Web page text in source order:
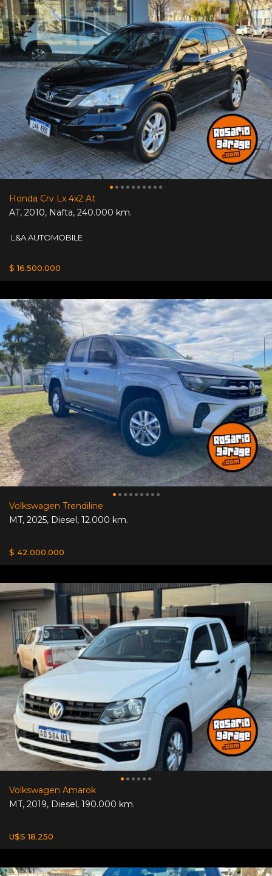
Honda Crv Lx 4x2 At
AT, 2010, Nafta, 240.000 km.
L&A AUTOMOBILE
$ 16.500.000
Volkswagen Trendiline
MT, 2025, Diesel, 12.000 km.
$ 42.000.000
Volkswagen Amarok
MT, 2019, Diesel, 190.000 km.
U$S 18.250